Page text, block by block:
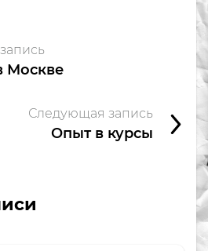
Москве
Следующая запись
Опыт в курсы